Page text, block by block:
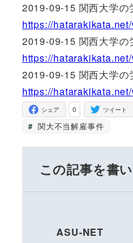
2019-09-15 関西大学の
https://
2019-09-15 関西大学の
https://
2019-09-15 関西大学の
https://
0
シェア ツイート
関大不当解雇事件
この記事を書
ASU-NET